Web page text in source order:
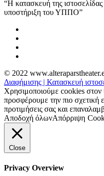
“Η κατασκευή της
υποστήριξη του ΥΠΠΟ”
© 2022
Διαφήμισης | Κατασκευή
Χρησιμοποιούμε cookies στον
προσφέρουμε την πιο σχετική
προτιμήσεις σας και
Αποδοχή όλωνΑπόρριψη
Close
Privacy Overview